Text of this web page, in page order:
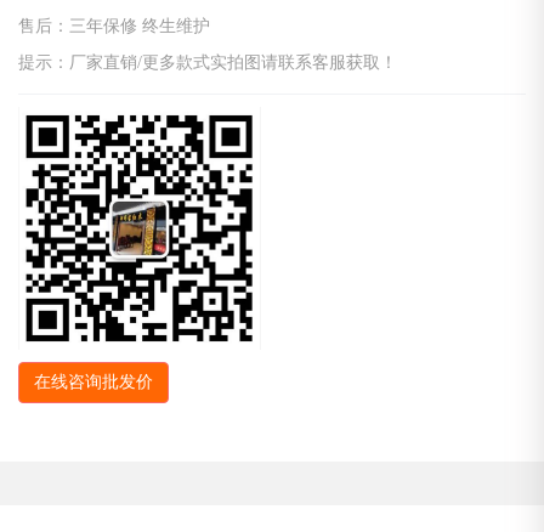
售后：三年保修 终生维护
提示：厂家直销/更多款式实拍图请联系客服获取！
在线咨询批发价